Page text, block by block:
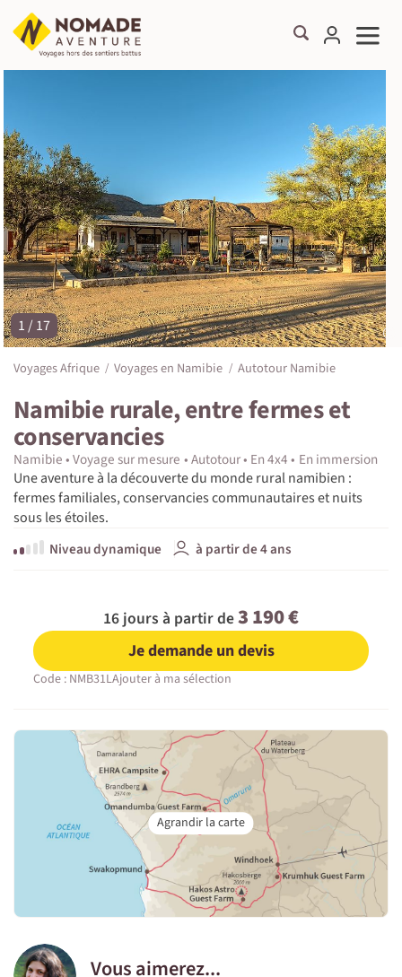
©
1 / 17
Voyages Afrique Voyages en Namibie Autotour Namibie
Namibie rurale, entre fermes et
conservancies
Namibie Voyage sur mesure Autotour En 4x4
En immersion
Une aventure à la découverte du monde rural namibien :
fermes familiales, conservancies communautaires et nuits
sous les étoiles.
Niveau dynamique
à partir de 4 ans
16 jours à partir de3 190 €
Je demande un devis
Code : NMB31LAjouter à ma sélection
Vous aimerez...